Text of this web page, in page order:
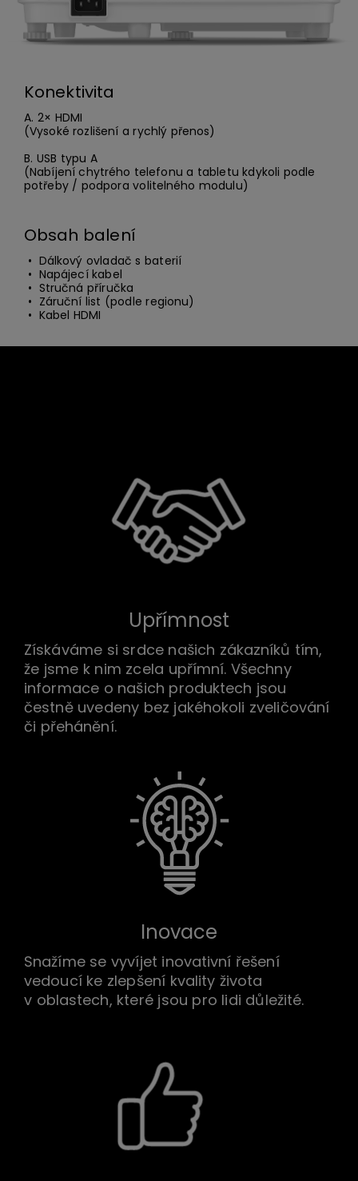
Konektivita
A. 2× HDMI
(Vysoké rozlišení a rychlý přenos)
B. USB typu A
(Nabíjení chytrého telefonu a tabletu kdykoli podle
potřeby / podpora volitelného modulu)
Obsah balení
• Dálkový ovladač s baterií
• Napájecí kabel
• Stručná příručka
• Záruční list (podle regionu)
• Kabel HDMI
Upřímnost
Získáváme si srdce našich zákazníků tím,
že jsme k nim zcela upřímní. Všechny
informace o našich produktech jsou
čestně uvedeny bez jakéhokoli zveličování
či přehánění.
Inovace
Snažíme se vyvíjet inovativní řešení
vedoucí ke zlepšení kvality života
v oblastech, které jsou pro lidi důležité.